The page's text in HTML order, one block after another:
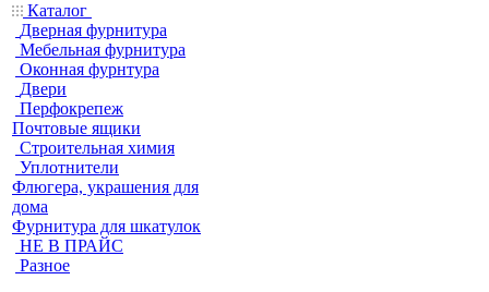
Каталог
Дверная фурнитура
Мебельная фурнитура
Оконная фурнтура
Двери
Перфокрепеж
Почтовые ящики
Строительная химия
Уплотнители
Флюгера, украшения для
дома
Фурнитура для шкатулок
НЕ В ПРАЙС
Разное